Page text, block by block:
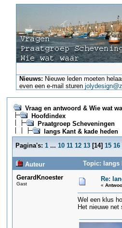
Nieuws: Nieuwe leden moeten
even een e-mail sturen
Vraag en antwoord & Wie wat
Hoofdindex
Praatgroep Scheveningen
langs Kant & kade heden
Pagina's: 1 ... 10 11 12 13 [14] 15 16
Auteur
Topic: langs
GerardKnoester
Gast
Re:
«
Wel een klus
Het nieuwe